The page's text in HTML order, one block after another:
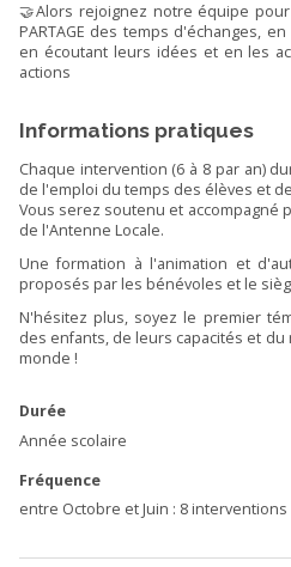
🤝​Alors rejoignez notre équipe
PARTAGE des temps d'échanges,
en écoutant leurs idées et en les
actions
Informations pratiques
Chaque intervention (6 à 8 par an)
de l'emploi du temps des élèves et
Vous serez soutenu et accompagné
de l'Antenne Locale.
Une formation à l'animation et
proposés par les bénévoles et le
N'hésitez plus, soyez le premier
des enfants, de leurs capacités et
monde !
Durée
Année scolaire
Fréquence
entre Octobre et Juin : 8